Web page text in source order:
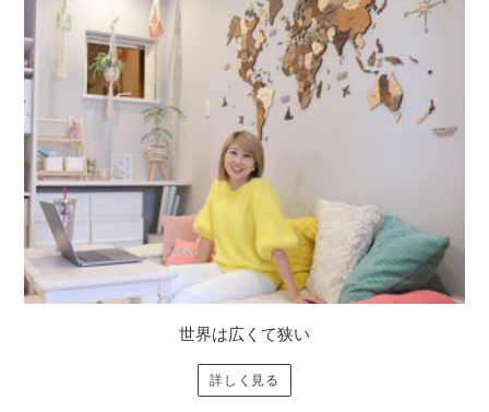
世界は広くて狭い
詳しく見る